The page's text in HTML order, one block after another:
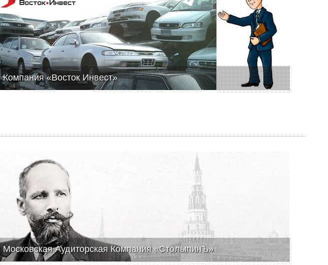
Компания «Восток Инвест»
Московская Аудиторская Компания «СтолыпинЪ»